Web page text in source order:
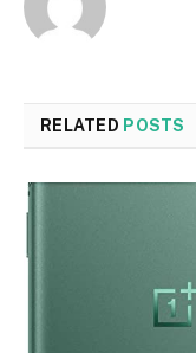
RELATED POSTS